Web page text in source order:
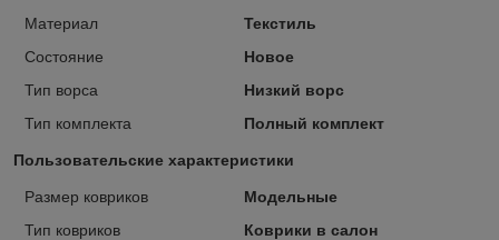
Материал
Текстиль
Состояние
Новое
Тип ворса
Низкий ворс
Тип комплекта
Полный комплект
Пользовательские характеристики
Размер ковриков
Модельные
Тип ковриков
Коврики в салон